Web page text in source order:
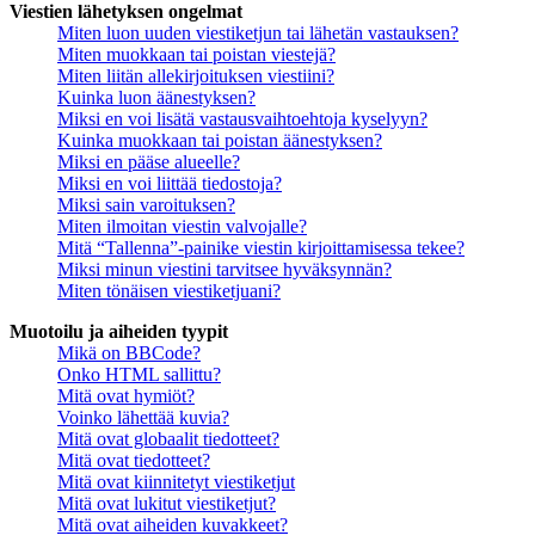
Viestien lähetyksen ongelmat
Miten luon uuden viestiketjun tai lähetän vastauksen?
Miten muokkaan tai poistan viestejä?
Miten liitän allekirjoituksen viestiini?
Kuinka luon äänestyksen?
Miksi en voi lisätä vastausvaihtoehtoja kyselyyn?
Kuinka muokkaan tai poistan äänestyksen?
Miksi en pääse alueelle?
Miksi en voi liittää tiedostoja?
Miksi sain varoituksen?
Miten ilmoitan viestin valvojalle?
Mitä “Tallenna”-painike viestin kirjoittamisessa tekee?
Miksi minun viestini tarvitsee hyväksynnän?
Miten tönäisen viestiketjuani?
Muotoilu ja aiheiden tyypit
Mikä on BBCode?
Onko HTML sallittu?
Mitä ovat hymiöt?
Voinko lähettää kuvia?
Mitä ovat globaalit tiedotteet?
Mitä ovat tiedotteet?
Mitä ovat kiinnitetyt viestiketjut
Mitä ovat lukitut viestiketjut?
Mitä ovat aiheiden kuvakkeet?